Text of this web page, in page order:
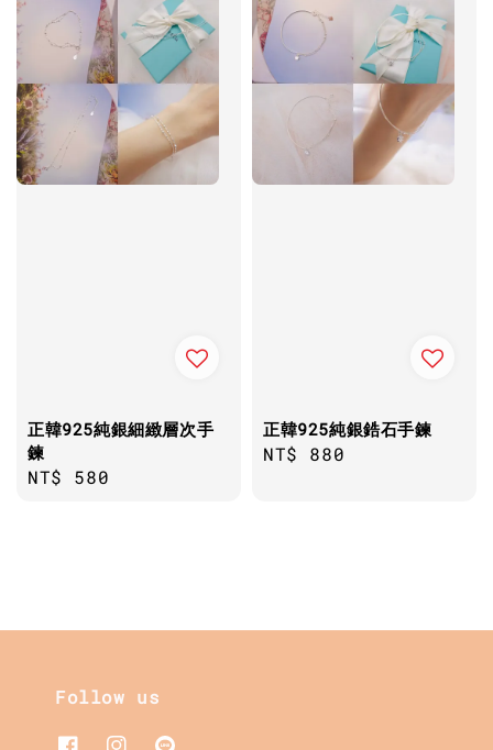
正韓925純銀細緻層次手
鍊
Regular
NT$ 580
正韓925純銀鋯石手鍊
Regular
NT$ 880
Follow us